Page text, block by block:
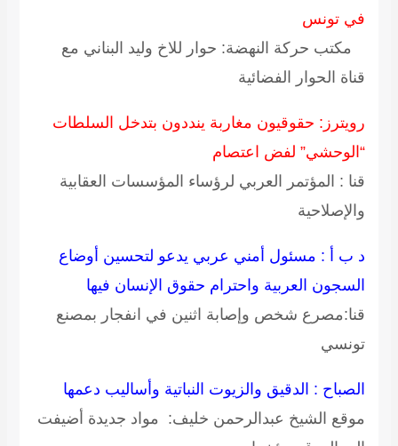
في تونس
مكتب حركة النهضة: حوار للاخ وليد البناني مع
قناة الحوار الفضائية
رويترز: حقوقيون مغاربة ينددون بتدخل السلطات
“الوحشي” لفض اعتصام
قنا : المؤتمر العربي لرؤساء المؤسسات العقابية
والإصلاحية
د ب أ : مسئول أمني عربي يدعو لتحسين أوضاع
السجون العربية واحترام حقوق الإنسان فيها
قنا:مصرع شخص وإصابة اثنين في انفجار بمصنع
تونسي
الصباح : الدقيق والزيوت النباتية وأساليب دعمها
موقع الشيخ عبدالرحمن خليف: مواد جديدة أضيفت